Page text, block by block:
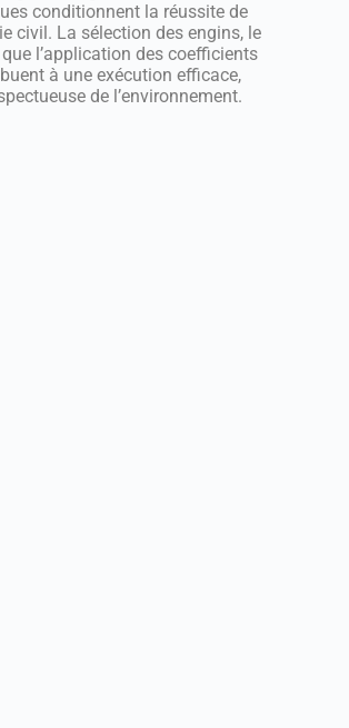
conditionnent la réussite de
civil. La sélection des engins, le
l’application des coefficients
à une exécution efficace,
de l’environnement.